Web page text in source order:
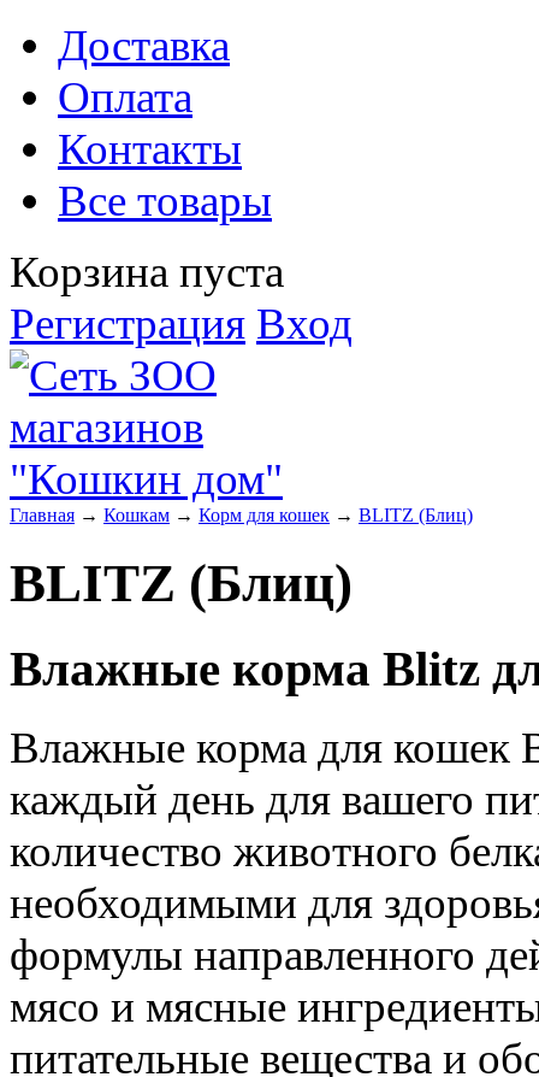
Доставка
Оплата
Контакты
Все товары
Корзина пуста
Регистрация Вход
Главная → Кошкам → Корм для кошек → BLITZ (Блиц)
BLITZ (Блиц)
Влажные корма Blitz
Влажные корма для кошек
каждый день для вашего
количество животного
необходимыми для
формулы направленного
мясо и мясные
питательные вещества и